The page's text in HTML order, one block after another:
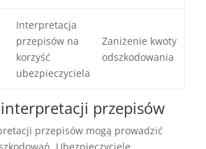
Interpretacja
przepisów na
korzyść
ubezpieczyciela
Zaniżenie kwoty
odszkodowania
przepisów
przepisów mogą prowadzić
Ubezpieczyciele